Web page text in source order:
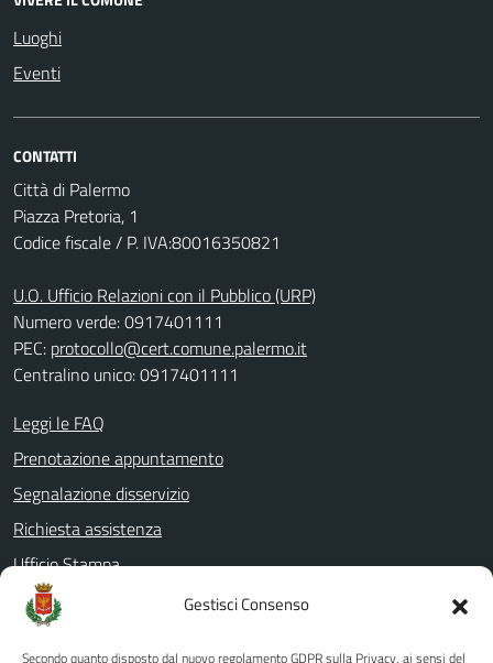
Gestisci Consenso
Secondo quanto disposto dal nuovo regolamento GDPR sulla Privacy, ai sensi del
Luoghi
Eventi
CONTATTI
Città di Palermo
Piazza Pretoria, 1
Codice fiscale / P. IVA:80016350821
U.O. Ufficio Relazioni con il Pubblico (URP)
Numero verde: 0917401111
PEC: protocollo@cert.comune.palermo.it
Centralino unico: 0917401111
Leggi le FAQ
Prenotazione appuntamento
Segnalazione disservizio
Richiesta assistenza
Ufficio Stampa
Amministrazione Trasparente
Albo pretorio